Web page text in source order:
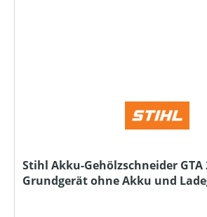
Stihl Akku-Gehölzschneider GTA
Grundgerät ohne Akku und